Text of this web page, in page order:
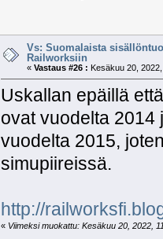
Vs: Suomalaista
Railworksiin
« Vastaus #26 : Kesäkuu 20,
Uskallan epäillä
ovat vuodelta 2014
vuodelta 2015,
simupiireissä.
http://
« Viimeksi muokattu: Kesäkuu 20, 2022,